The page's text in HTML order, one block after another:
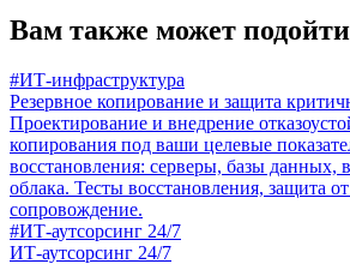
Вам также может подойти
#ИТ-инфраструктура
Резервное копирование и защита
Проектирование и внедрение
копирования под ваши целевые
восстановления: серверы, базы данных,
облака. Тесты восстановления, защита
сопровождение.
#ИТ-аутсорсинг 24/7
ИТ-аутсорсинг 24/7